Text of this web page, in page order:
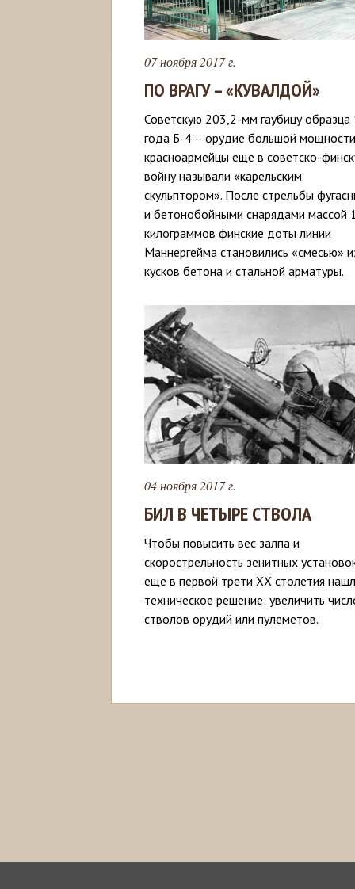
07 ноября 2017 г.
ПО ВРАГУ – «КУВАЛДОЙ»
Советскую 203,2-мм гаубицу
года Б-4 – орудие большой
красноармейцы еще в советско-
войну называли «карельским
скульптором». После стрельбы
и бетонобойными снарядами массой
килограммов финские доты линии
Маннергейма становились «смесью»
кусков бетона и стальной арматуры.
04 ноября 2017 г.
БИЛ В ЧЕТЫРЕ СТВОЛА
Чтобы повысить вес залпа и
скорострельность зенитных
еще в первой трети ХХ столетия
техническое решение: увеличить
стволов орудий или пулеметов.